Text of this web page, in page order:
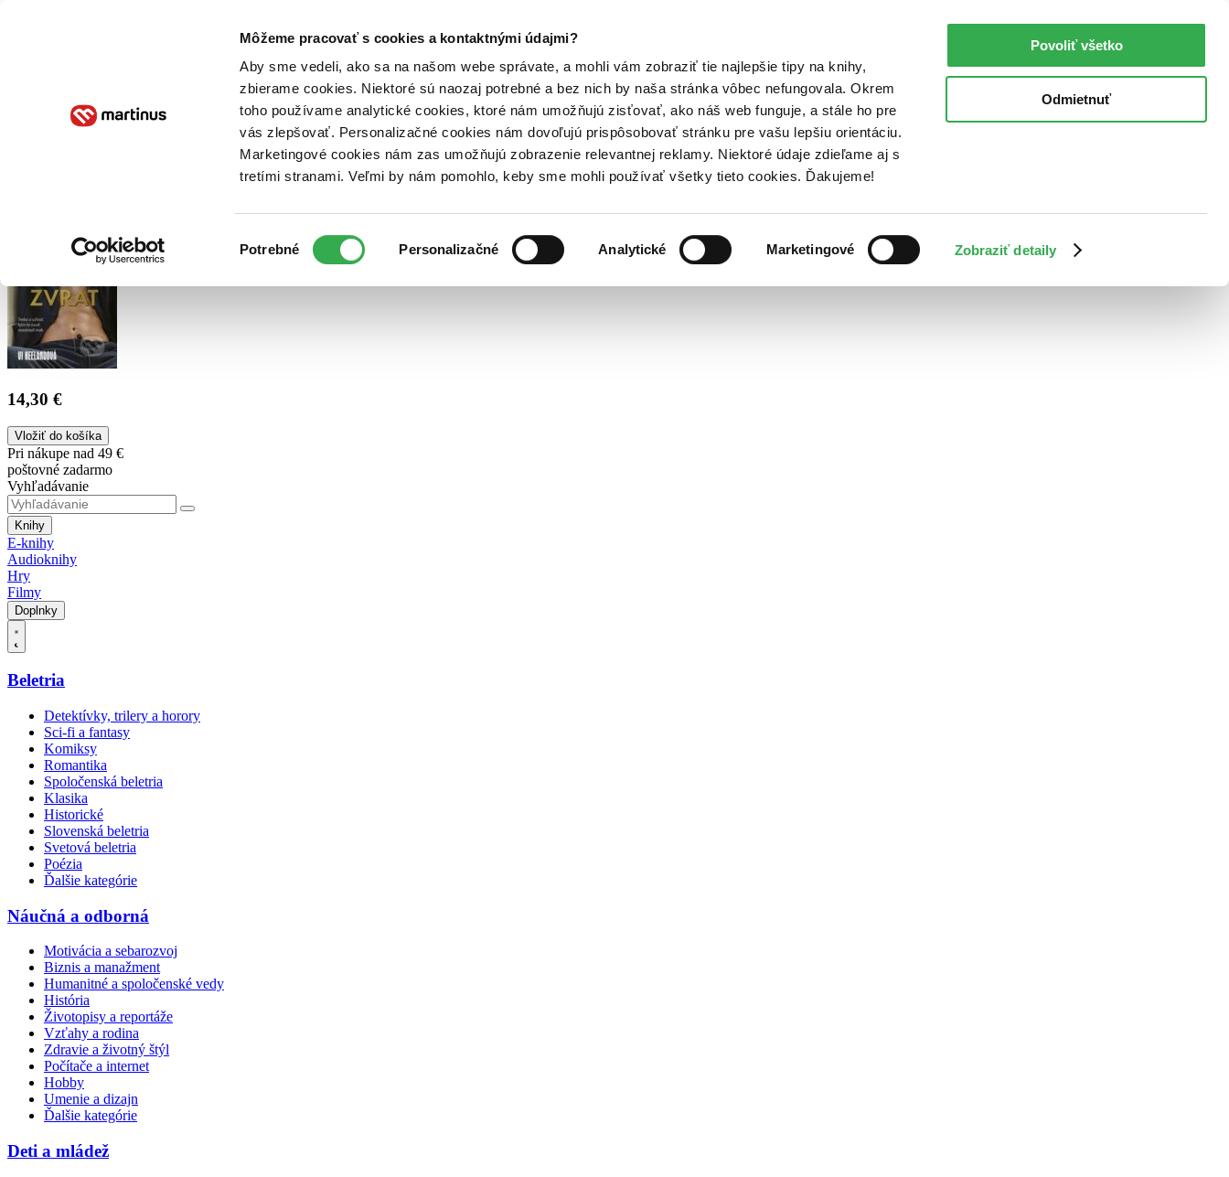
Môžeme pracovať s cookies a kontaktnými údajmi?
Aby sme vedeli, ako sa na našom webe správate, a mohli vám zobraziť tie najlepšie tipy na knihy,
zbierame cookies. Niektoré sú naozaj potrebné a bez nich by naša stránka vôbec nefungovala. Okrem
toho používame analytické cookies, ktoré nám umožňujú zisťovať, ako náš web funguje, a stále ho pre
vás zlepšovať. Personalizačné cookies nám dovoľujú prispôsobovať stránku pre vašu lepšiu orientáciu.
Marketingové cookies nám zas umožňujú zobrazenie relevantnej reklamy. Niektoré údaje zdieľame aj s
tretími stranami. Veľmi by nám pomohlo, keby sme mohli používať všetky tieto cookies. Ďakujeme!
súhlasu
Potrebné Personalizačné Analytické Marketingové Zobraziť detaily
Povoliť všetko
Odmietnuť
Poukážky Kontakt
14,30 €
Vložiť do košíka
Pri nákupe nad 49 €
poštovné zadarmo
Vyhľadávanie
Knihy
E-knihy
Audioknihy
Hry
Filmy
Doplnky
Beletria
Detektívky, trilery a horory
Sci-fi a fantasy
Komiksy
Romantika
Spoločenská beletria
Klasika
Historické
Slovenská beletria
Svetová beletria
Poézia
Ďalšie kategórie
Náučná a odborná
Motivácia a sebarozvoj
Biznis a manažment
Humanitné a spoločenské vedy
História
Životopisy a reportáže
Vzťahy a rodina
Zdravie a životný štýl
Počítače a internet
Hobby
Umenie a dizajn
Ďalšie kategórie
Deti a mládež